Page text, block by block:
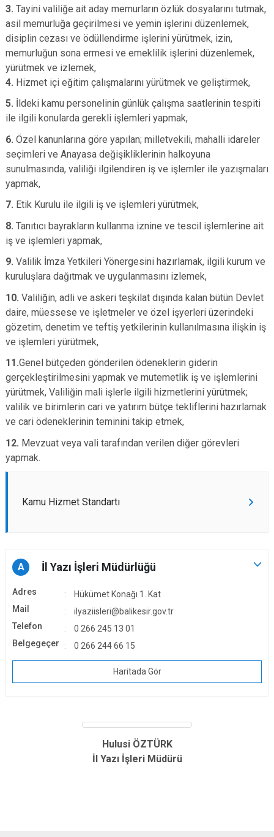
3. Tayini valiliğe ait aday memurların özlük dosyalarını tutmak,
asil memurluğa geçirilmesi ve yemin işlerini düzenlemek,
disiplin cezası ve ödüllendirme işlerini yürütmek, izin,
memurluğun sona ermesi ve emeklilik işlerini düzenlemek,
yürütmek ve izlemek,
4. Hizmet içi eğitim çalışmalarını yürütmek ve geliştirmek,
5. İldeki kamu personelinin günlük çalışma saatlerinin tespiti
ile ilgili konularda gerekli işlemleri yapmak,
6. Özel kanunlarına göre yapılan; milletvekili, mahalli idareler
seçimleri ve Anayasa değişikliklerinin halkoyuna
sunulmasında, valiliği ilgilendiren iş ve işlemler ile yazışmaları
yapmak,
7. Etik Kurulu ile ilgili iş ve işlemleri yürütmek,
8. Tanıtıcı bayrakların kullanma iznine ve tescil işlemlerine ait
iş ve işlemleri yapmak,
9. Valilik İmza Yetkileri Yönergesini hazırlamak, ilgili kurum ve
kuruluşlara dağıtmak ve uygulanmasını izlemek,
10. Valiliğin, adli ve askeri teşkilat dışında kalan bütün Devlet
daire, müessese ve işletmeler ve özel işyerleri üzerindeki
gözetim, denetim ve teftiş yetkilerinin kullanılmasına ilişkin iş
ve işlemleri yürütmek,
11.Genel bütçeden gönderilen ödeneklerin giderin
gerçekleştirilmesini yapmak ve mutemetlik iş ve işlemlerini
yürütmek, Valiliğin mali işlerle ilgili hizmetlerini yürütmek;
valilik ve birimlerin cari ve yatırım bütçe tekliflerini hazırlamak
ve cari ödeneklerinin teminini takip etmek,
12. Mevzuat veya vali tarafından verilen diğer görevleri
yapmak.
Kamu Hizmet Standartı
A İl Yazı İşleri Müdürlüğü
Adres
Hükümet Konağı 1. Kat
Mail
ilyaziisleri@balikesir.gov.tr
Telefon
0 266 245 13 01
Belgegeçer
0 266 244 66 15
Haritada Gör
Hulusi ÖZTÜRK
İl Yazı İşleri Müdürü